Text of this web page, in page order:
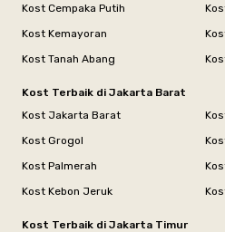
Kost Cempaka Putih
Kost Kemayoran
Kost Tanah Abang
Kost Terbaik di Jakarta Barat
Kost Jakarta Barat
Kost Grogol
Kost Palmerah
Kost Kebon Jeruk
Kost Terbaik di Jakarta Timur